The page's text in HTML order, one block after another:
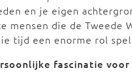
en je eigen
mensen die de Tweede
tijd een enorme rol
fascinatie voor